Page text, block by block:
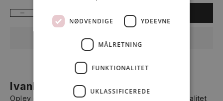
Sænk antal Øg antal
Ivanhoe Windy Hat WB
Oplev den perfekte kombination af stil og funktionalitet
NØDVENDIGE YDEEVNE
MÅLRETNING
FUNKTIONALITET
UKLASSIFICEREDE